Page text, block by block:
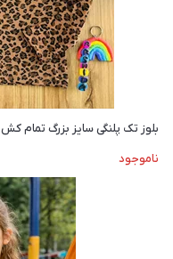
بلوز تک پلنگی سایز بزرگ تمام کش کد ۲۴۰۳
ناموجود